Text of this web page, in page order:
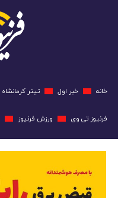
خانه خبر اول تیتر کرمانشاه
فرنیوز تی وی ورزش فرنیوز